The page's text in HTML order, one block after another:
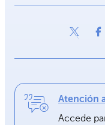
Atención
Accede